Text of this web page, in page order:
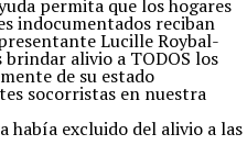
permita que los hogares
indocumentados reciban
Lucille Roybal-
alivio a TODOS los
de su estado
socorristas en nuestra
había excluido del alivio a las